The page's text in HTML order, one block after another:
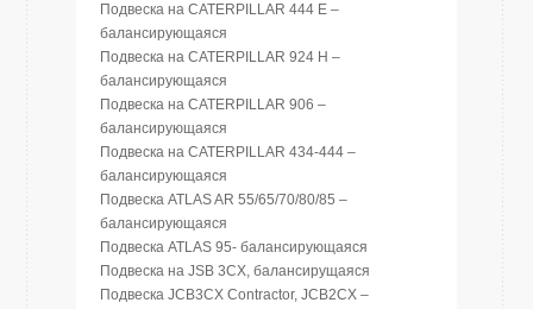
Подвеска на CATERPILLAR 444 E –
балансирующаяся
Подвеска на CATERPILLAR 924 Н –
балансирующаяся
Подвеска на CATERPILLAR 906 –
балансирующаяся
Подвеска на CATERPILLAR 434-444 –
балансирующаяся
Подвеска ATLAS AR 55/65/70/80/85 –
балансирующаяся
Подвеска ATLAS 95- балансирующаяся
Подвеска на JSB 3CX, балансирущаяся
Подвеска JCB3CX Contractor, JCB2CX –